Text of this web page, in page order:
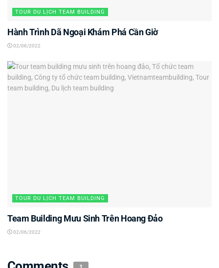
TOUR DU LỊCH TEAM BUILDING
Hành Trình Dã Ngoại Khám Phá Cần Giờ
02/06/2022
TOUR DU LỊCH TEAM BUILDING
Team Building Mưu Sinh Trên Hoang Đảo
02/06/2022